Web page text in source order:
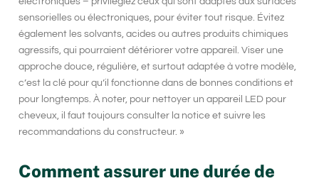
sensorielles ou électroniques, pour éviter tout risque. Évitez
également les solvants, acides ou autres produits chimiques
agressifs, qui pourraient détériorer votre appareil. Viser une
approche douce, régulière, et surtout adaptée à votre modèle,
c’est la clé pour qu’il fonctionne dans de bonnes conditions et
pour longtemps. À noter, pour nettoyer un appareil LED pour
cheveux , il faut toujours consulter la notice et suivre les
recommandations du constructeur. »
Comment assurer une durée de